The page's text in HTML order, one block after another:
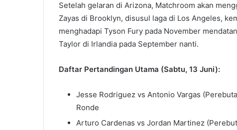
Setelah gelaran di Arizona, Matchroom akan
Zayas di Brooklyn, disusul laga di Los Angeles,
menghadapi Tyson Fury pada November
Taylor di Irlandia pada September nanti.
Daftar Pertandingan Utama (Sabtu, 13 Juni):
Jesse Rodriguez vs Antonio Vargas
Ronde
Arturo Cardenas vs Jordan Martinez